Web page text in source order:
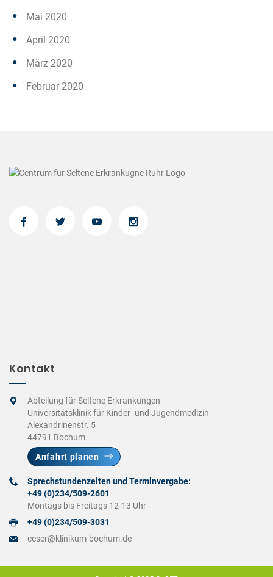
Mai 2020
April 2020
März 2020
Februar 2020
Kontakt
Abteilung für Seltene Erkrankungen
Universitätsklinik für Kinder- und Jugendmedizin
Alexandrinenstr. 5
44791 Bochum
Anfahrt planen
Sprechstundenzeiten und Terminvergabe:
+49 (0)234/509-2601
Montags bis Freitags 12-13 Uhr
+49 (0)234/509-3031
ceser@klinikum-bochum.de